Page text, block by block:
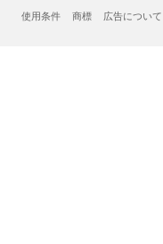
使用条件 商標 広告について